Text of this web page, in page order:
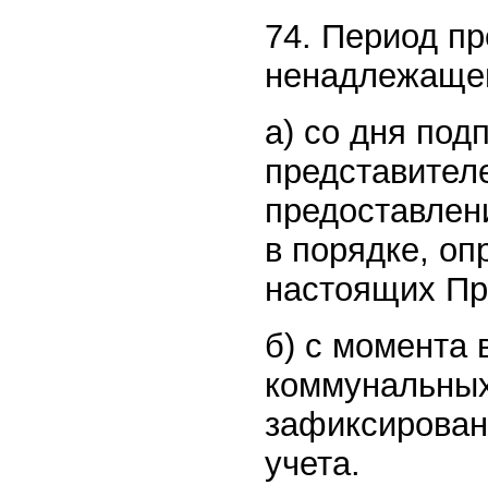
74. Период
а) со дня
в порядке,
настоящих
б) с момента
учета.